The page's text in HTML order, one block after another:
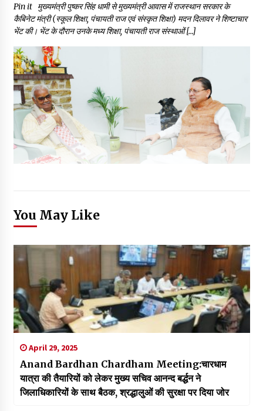
Pin it मुख्यमंत्री पुष्कर सिंह धामी से मुख्यमंत्री आवास में राजस्थान सरकार के
कैबिनेट मंत्री (स्कूल शिक्षा, पंचायती राज एवं संस्कृत शिक्षा) मदन दिलावर ने शिष्टाचार
भेंट की। भेंट के दौरान उनके मध्य शिक्षा, पंचायती राज संस्थाओं […]
You May Like
April 29, 2025
Anand Bardhan Chardham Meeting:चारधाम
यात्रा की तैयारियों को लेकर मुख्य सचिव आनन्द बर्द्धन ने
जिलाधिकारियों के साथ बैठक, श्रद्धालुओं की सुरक्षा पर दिया जोर